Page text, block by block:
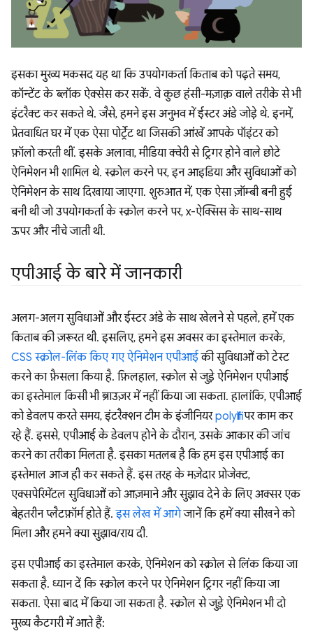
इसका मुख्य मकसद यह था कि उपयोगकर्ता किताब को पढ़ते समय,
कॉन्टेंट के ब्लॉक ऐक्सेस कर सकें. वे कुछ हंसी-मज़ाक़ वाले तरीके से भी
इंटरैक्ट कर सकते थे. जैसे, हमने इस अनुभव में ईस्टर अंडे जोड़े थे. इनमें,
प्रेतवाधित घर में एक ऐसा पोर्ट्रेट था जिसकी आंखें आपके पॉइंटर को
फ़ॉलो करती थीं. इसके अलावा, मीडिया क्वेरी से ट्रिगर होने वाले छोटे
ऐनिमेशन भी शामिल थे. स्क्रोल करने पर, इन आइडिया और सुविधाओं को
ऐनिमेशन के साथ दिखाया जाएगा. शुरुआत में, एक ऐसा ज़ॉम्बी बनी हुई
बनी थी जो उपयोगकर्ता के स्क्रोल करने पर, x-ऐक्सिस के साथ-साथ
ऊपर और नीचे जाती थी.
एपीआई के बारे में जानकारी
अलग-अलग सुविधाओं और ईस्टर अंडे के साथ खेलने से पहले, हमें एक
किताब की ज़रूरत थी. इसलिए, हमने इस अवसर का इस्तेमाल करके,
CSS स्क्रोल-लिंक किए गए ऐनिमेशन एपीआईकी सुविधाओं को टेस्ट
करने का फ़ैसला किया है. फ़िलहाल, स्क्रोल से जुड़े ऐनिमेशन एपीआई
का इस्तेमाल किसी भी ब्राउज़र में नहीं किया जा सकता. हालांकि, एपीआई
को डेवलप करते समय, इंटरैक्शन टीम के इंजीनियरpolyfillपर काम कर
रहे हैं. इससे, एपीआई के डेवलप होने के दौरान, उसके आकार की जांच
करने का तरीका मिलता है. इसका मतलब है कि हम इस एपीआई का
इस्तेमाल आज ही कर सकते हैं. इस तरह के मज़ेदार प्रोजेक्ट,
एक्सपेरिमेंटल सुविधाओं को आज़माने और सुझाव देने के लिए अक्सर एक
बेहतरीन प्लैटफ़ॉर्म होते हैं.इस लेख में आगेजानें कि हमें क्या सीखने को
मिला और हमने क्या सुझाव/राय दी.
इस एपीआई का इस्तेमाल करके, ऐनिमेशन को स्क्रोल से लिंक किया जा
सकता है. ध्यान दें कि स्क्रोल करने पर ऐनिमेशन ट्रिगर नहीं किया जा
सकता. ऐसा बाद में किया जा सकता है. स्क्रोल से जुड़े ऐनिमेशन भी दो
मुख्य कैटगरी में आते हैं: